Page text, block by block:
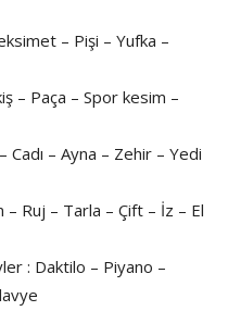
– Pişi – Yufka –
– Paça – Spor kesim –
– Ayna – Zehir – Yedi
Ruj – Tarla – Çift – İz – El
: Daktilo – Piyano –